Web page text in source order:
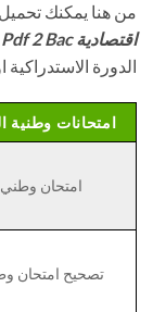
من هنا يمكنك
اقتصادية Pdf 2 Bac
الدورة
امتحانات وطنية
امتحان وطني 2013 الفلسفة الدورة
تصحيح امتحان وطني 2013 الفلسفة